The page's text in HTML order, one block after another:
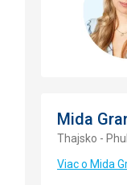
Mida
Thajsko -
Viac o Mida